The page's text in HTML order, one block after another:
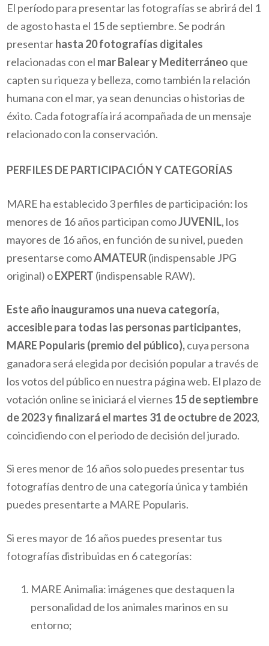
El período para presentar las fotografías se abrirá del 1
de agosto hasta el 15 de septiembre. Se podrán
presentarhasta 20 fotografías digitales
relacionadas con el mar Balear y Mediterráneo que
capten su riqueza y belleza, como también la relación
humana con el mar, ya sean denuncias o historias de
éxito. Cada fotografía irá acompañada de un mensaje
relacionado con la conservación.
PERFILES DE PARTICIPACIÓN Y CATEGORÍAS
MARE ha establecido3 perfiles de participación: los
menores de 16 años participan comoJUVENIL, los
mayores de 16 años, en función de su nivel, pueden
presentarse comoAMATEUR(indispensable JPG
original) oEXPERT (indispensable RAW).
Este año inauguramos una nueva categoría,
accesible para todas las personas participantes,
MARE Popularis (premio del público),cuya persona
ganadora será elegida por decisión popular a través de
los votos del público en nuestra página web. El plazo de
votación online se iniciará el viernes 15 de septiembre
de 2023 y finalizará el martes 31 de octubre de 2023,
coincidiendo con el periodo de decisión del jurado.
Si eres menor de 16 años solo puedes presentar tus
fotografías dentro de una categoría única y también
puedes presentarte a MARE Popularis.
Si eres mayor de 16 años puedes presentar tus
fotografías distribuidas en 6 categorías:
MARE Animalia: imágenes que destaquen la
personalidad de los animales marinos en su
entorno;